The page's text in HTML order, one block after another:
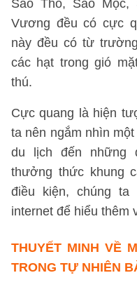
Sao Thổ, Sao Mộc,
Vương đều có cực
này đều có từ
các hạt trong gió
thú.
Cực quang là hiện
ta nên ngắm nhìn
du lịch đến những
thưởng thức khung
điều kiện, chúng
internet để hiểu thêm
THUYẾT MINH VỀ
TRONG TỰ NHIÊN